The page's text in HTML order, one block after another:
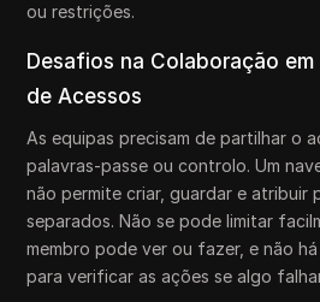
ou restrições.
Desafios na Colaboração
de Acessos
As equipas precisam de partilhar o
palavras-passe ou controlo. Um
não permite criar, guardar e atribuir
separados. Não se pode limitar
membro pode ver ou fazer, e não
para verificar as ações se algo